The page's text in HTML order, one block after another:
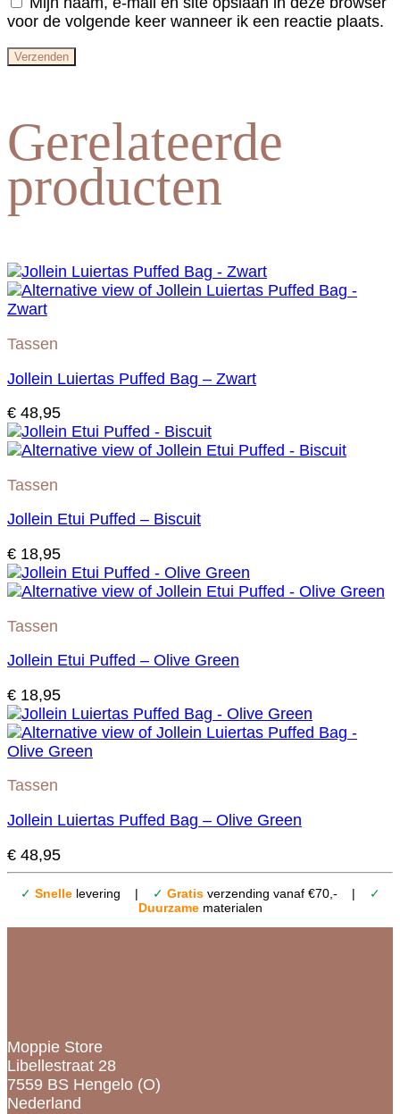
voor de volgende keer wanneer ik een reactie plaats.
Gerelateerde
producten
Tassen
Jollein Luiertas Puffed Bag – Zwart
€ 48,95
Tassen
Jollein Etui Puffed – Biscuit
€ 18,95
Tassen
Jollein Etui Puffed – Olive Green
€ 18,95
Tassen
Jollein Luiertas Puffed Bag – Olive Green
€ 48,95
✓ Snellelevering | ✓ Gratisverzending vanaf €70,- |
✓
Duurzamematerialen
Moppie Store
Libellestraat 28
7559 BS Hengelo (O)
Nederland